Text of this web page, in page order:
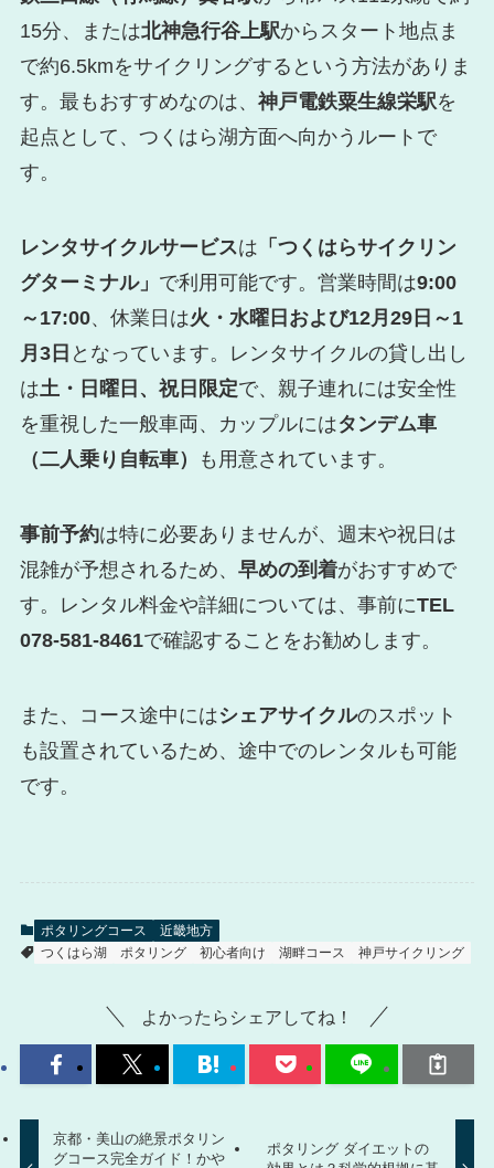
15分、または北神急行谷上駅からスタート地点ま
で約6.5kmをサイクリングするという方法がありま
す。最もおすすめなのは、 神戸電鉄粟生線栄駅を
起点として、つくはら湖方面へ向かうルートで
す。
レンタサイクルサービスは 「つくはらサイクリン
グターミナル」 で利用可能です。営業時間は9:00
～17:00、休業日は火・水曜日および12月29日～1
月3日 となっています。レンタサイクルの貸し出し
は土・日曜日、祝日限定で、親子連れには安全性
を重視した一般車両、カップルにはタンデム車
（二人乗り自転車）
も用意されています。
事前予約は特に必要ありませんが、週末や祝日は
混雑が予想されるため、 早めの到着がおすすめで
す。レンタル料金や詳細については、事前にTEL
078-581-8461で確認することをお勧めします。
また、コース途中にはシェアサイクルのスポット
も設置されているため、途中でのレンタルも可能
です。
ポタリングコース
近畿地方
つくはら湖
ポタリング 初心者向け 湖畔コース 神戸サイクリング
よかったらシェアしてね！
京都・美山の絶景ポタリン
グコース完全ガイド！かや
ポタリング ダイエットの